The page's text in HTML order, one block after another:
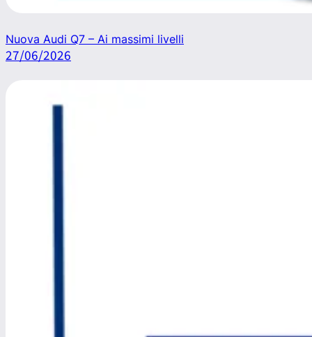
Nuova Audi Q7 – Ai massimi livelli
27/06/2026